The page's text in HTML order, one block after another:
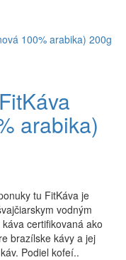
arabika)
tu FitKáva je
vodným
certifikovaná ako
brazílske kávy a jej
Podiel kofeí..